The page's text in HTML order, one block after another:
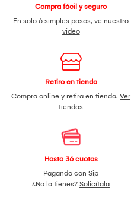
Compra fácil y seguro
En solo 6 simples pasos, ve nuestro
video
Retiro en tienda
Compra online y retira en tienda. Ver
tiendas
Hasta 36 cuotas
Pagando con Sip
¿No la tienes? Solicítala